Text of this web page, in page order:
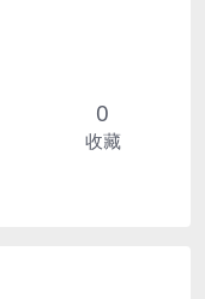
0
收藏